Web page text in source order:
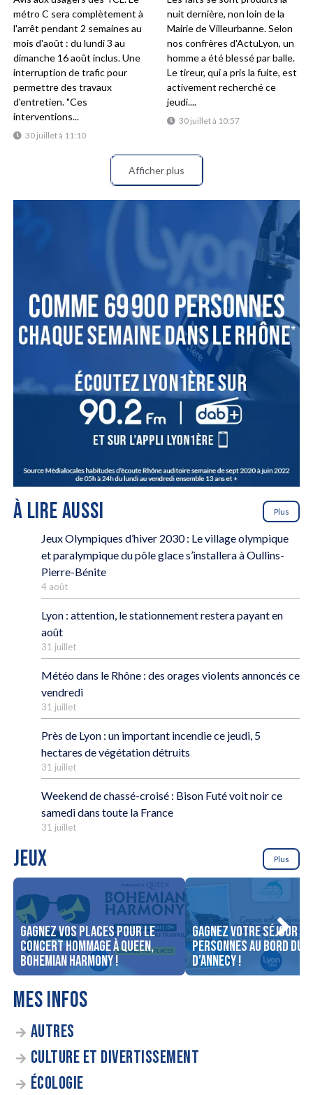
30 juillet à 11:10
métro C sera complètement à
l'arrêt pendant 2 semaines au
mois d'août : du lundi 3 au
dimanche 16 août inclus. Une
interruption de trafic pour
permettre des travaux
d'entretien. "Ces
interventions...
30 juillet à 10:57
nuit dernière, non loin de la
Mairie de Villeurbanne. Selon
nos confrères d'ActuLyon, un
homme a été blessé par balle.
Le tireur, qui a pris la fuite, est
activement recherché ce
jeudi....
Afficher plus
À LIRE AUSSI Plus
Jeux Olympiques d’hiver 2030 : Le village olympique
et paralympique du pôle glace s’installera à Oullins-
Pierre-Bénite
4 août
Lyon : attention, le stationnement restera payant en
août
31 juillet
Météo dans le Rhône : des orages violents annoncés ce
vendredi
31 juillet
Près de Lyon : un important incendie ce jeudi, 5
hectares de végétation détruits
31 juillet
Weekend de chassé-croisé : Bison Futé voit noir ce
samedi dans toute la France
31 juillet
JEUX Plus
Gagnez vos places pour le
concert Hommage à Queen,
Bohemian Harmony !
Gagnez votre séjour
personnes au bord du
d’Annecy !
MES INFOS
AUTRES
CULTURE ET DIVERTISSEMENT
ÉCOLOGIE